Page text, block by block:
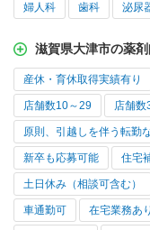
婦人科 歯科 泌尿
滋賀県大津市の薬
産休・育休取得実績有り
店舗数10～29 店舗数
原則、引越しを伴う転勤
新卒も応募可能 住宅
土日休み（相談可含む）
車通勤可 在宅業務あり